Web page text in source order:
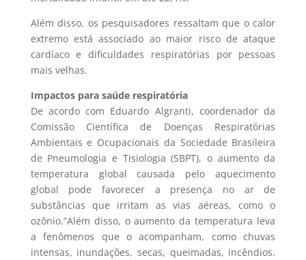
Além disso, os pesquisadores ressaltam que o calor
extremo está associado ao maior risco de ataque
cardíaco e dificuldades respiratórias por pessoas
mais velhas.
Impactos para saúde respiratória
De acordo com Eduardo Algranti, coordenador da
Comissão Científica de Doenças Respiratórias
Ambientais e Ocupacionais da Sociedade Brasileira
de Pneumologia e Tisiologia (SBPT), o aumento da
temperatura global causada pelo aquecimento
global pode favorecer a presença no ar de
substâncias que irritam as vias aéreas, como o
ozônio.”Além disso, o aumento da temperatura leva
a fenômenos que o acompanham, como chuvas
intensas, inundações, secas, queimadas, incêndios.